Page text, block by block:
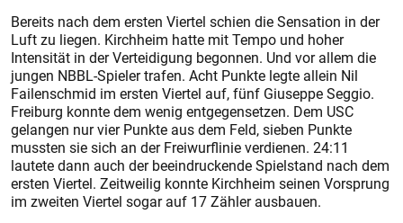
Bereits nach dem ersten Viertel schien die Sensation in der
Luft zu liegen. Kirchheim hatte mit Tempo und hoher
Intensität in der Verteidigung begonnen. Und vor allem die
jungen NBBL-Spieler trafen. Acht Punkte legte allein Nil
Failenschmid im ersten Viertel auf, fünf Giuseppe Seggio.
Freiburg konnte dem wenig entgegensetzen. Dem USC
gelangen nur vier Punkte aus dem Feld, sieben Punkte
mussten sie sich an der Freiwurflinie verdienen. 24:11
lautete dann auch der beeindruckende Spielstand nach dem
ersten Viertel. Zeitweilig konnte Kirchheim seinen Vorsprung
im zweiten Viertel sogar auf 17 Zähler ausbauen.